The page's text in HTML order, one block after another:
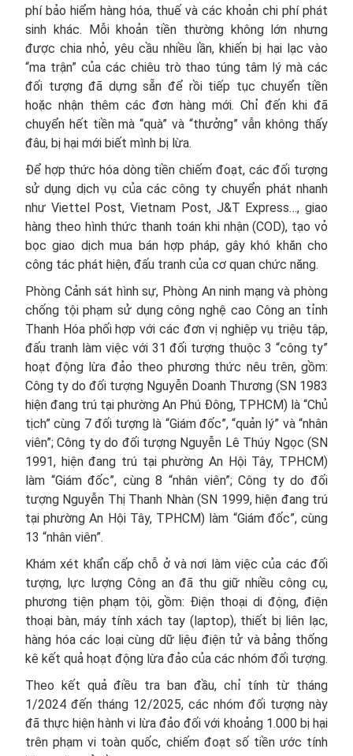
phí bảo hiểm hàng hóa, thuế và các khoản chi phí phát
sinh khác. Mỗi khoản tiền thường không lớn nhưng
được chia nhỏ, yêu cầu nhiều lần, khiến bị hại lạc vào
“ma trận” của các chiêu trò thao túng tâm lý mà các
đối tượng đã dựng sẵn để rồi tiếp tục chuyển tiền
hoặc nhận thêm các đơn hàng mới. Chỉ đến khi đã
chuyển hết tiền mà “quà” và “thưởng” vẫn không thấy
đâu, bị hại mới biết mình bị lừa.
Để hợp thức hóa dòng tiền chiếm đoạt, các đối tượng
sử dụng dịch vụ của các công ty chuyển phát nhanh
như Viettel Post, Vietnam Post, J&T Express…, giao
hàng theo hình thức thanh toán khi nhận (COD), tạo vỏ
bọc giao dịch mua bán hợp pháp, gây khó khăn cho
công tác phát hiện, đấu tranh của cơ quan chức năng.
Phòng Cảnh sát hình sự, Phòng An ninh mạng và phòng
chống tội phạm sử dụng công nghệ cao Công an tỉnh
Thanh Hóa phối hợp với các đơn vị nghiệp vụ triệu tập,
đấu tranh làm việc với 31 đối tượng thuộc 3 “công ty”
hoạt động lừa đảo theo phương thức nêu trên, gồm:
Công ty do đối tượng Nguyễn Doanh Thương (SN 1983
hiện đang trú tại phường An Phú Đông, TPHCM) là “Chủ
tịch” cùng 7 đối tượng là “Giám đốc”, “quản lý” và “nhân
viên”; Công ty do đối tượng Nguyễn Lê Thúy Ngọc (SN
1991, hiện đang trú tại phường An Hội Tây, TPHCM)
làm “Giám đốc”, cùng 8 “nhân viên”; Công ty do đối
tượng Nguyễn Thị Thanh Nhàn (SN 1999, hiện đang trú
tại phường An Hội Tây, TPHCM) làm “Giám đốc”, cùng
13 “nhân viên”.
Khám xét khẩn cấp chỗ ở và nơi làm việc của các đối
tượng, lực lượng Công an đã thu giữ nhiều công cụ,
phương tiện phạm tội, gồm: Điện thoại di động, điện
thoại bàn, máy tính xách tay (laptop), thiết bị liên lạc,
hàng hóa các loại cùng dữ liệu điện tử và bảng thống
kê kết quả hoạt động lừa đảo của các nhóm đối tượng.
Theo kết quả điều tra ban đầu, chỉ tính từ tháng
1/2024 đến tháng 12/2025, các nhóm đối tượng này
đã thực hiện hành vi lừa đảo đối với khoảng 1.000 bị hại
trên phạm vi toàn quốc, chiếm đoạt số tiền ước tính